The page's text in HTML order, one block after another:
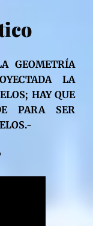
GEOMETRÍA
LA
HAY QUE
PARA SER